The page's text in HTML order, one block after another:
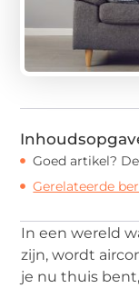
Goed artikel?
Gerelateerde
In een wereld
zijn, wordt
je nu thuis